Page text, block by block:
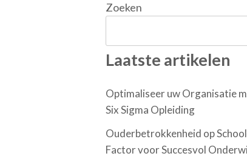
Zoeken
Laatste artikelen
Optimaliseer uw Organisatie
Six Sigma Opleiding
Ouderbetrokkenheid op
Factor voor Succesvol